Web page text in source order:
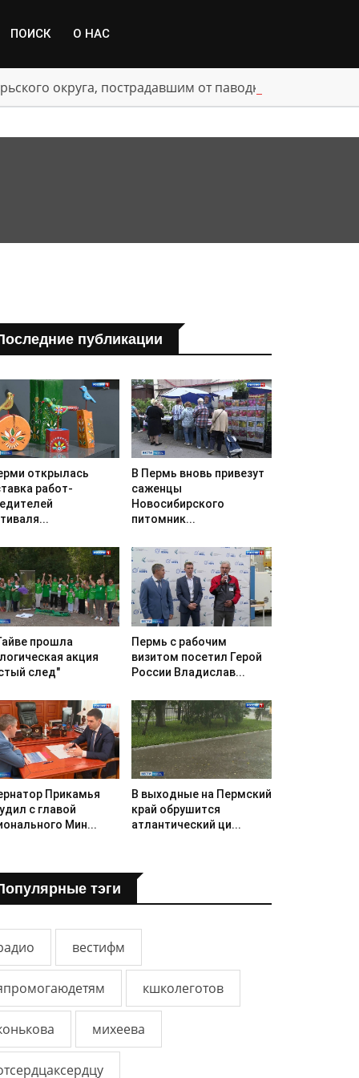
ПОИСК О НАС
округа, пострадавшим от паводка
публикации
открылась
работ-
В Пермь вновь привезут
саженцы
Новосибирского
питомник...
прошла
акция
след"
Пермь с рабочим
визитом посетил Герой
России Владислав...
Прикамья
с главой
Мин...
В выходные на Пермский
край обрушится
атлантический ци...
тэги
вестифм
кшколеготов
михеева